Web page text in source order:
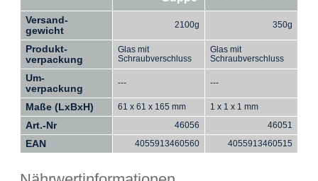
Versand-
gewicht
2100g 350g
Produkt-
verpackung
Glas mit
Schraubverschluss
Glas mit
Schraubverschluss
Um-
verpackung
--- ---
Maße (LxBxH) 61 x 61 x 165 mm 1 x 1 x 1 mm
Art.-Nr 46056 46051
EAN 4055913460560 4055913460515